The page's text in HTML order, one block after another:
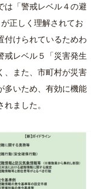
は「警戒レベル４の避
正しく理解されてお
付けられているためわ
戒レベル５「災害発生
、また、市町村が災害
多いため、有効に機能
ました。